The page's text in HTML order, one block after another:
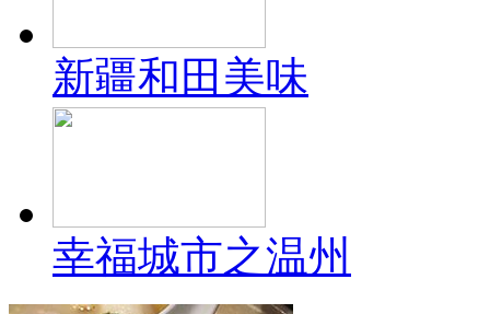
新疆和田美味
幸福城市之温州